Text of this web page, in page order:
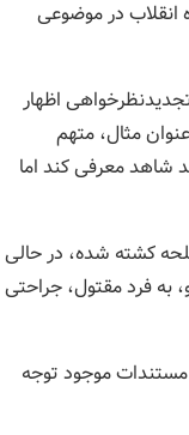
انقلاب در موضوعی
اظهار
مثال، متهم
شاهد معرفی کند اما
کشته شده، در حالی
به فرد مقتول، جراحتی
مستندات موجود توجه